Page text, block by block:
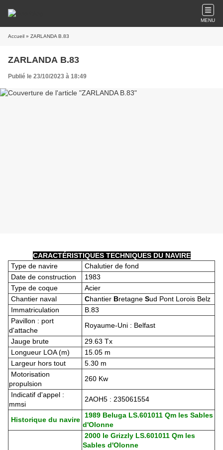
MENU
Accueil » ZARLANDA B.83
ZARLANDA B.83
Publié le 23/10/2023 à 18:49
CARACTÉRISTIQUES TECHNIQUES DU NAVIRE
Type de navire
Chalutier de fond
Date de construction
1983
Type de coque
Acier
Chantier naval
Chantier Bretagne Sud Pont Lorois Belz
Immatriculation
B.83
Pavillon : port
d'attache
Royaume-Uni : Belfast
Jauge brute
29.63 Tx
Longueur LOA (m)
15.05 m
Largeur hors tout
5.30 m
Motorisation
propulsion
260 Kw
Indicatif d'appel :
mmsi
2AOH5 : 235061554
Historique du navire
1989 Beluga LS.601011 Qm les Sables
d'Olonne
2000 le Grizzly LS.601011 Qm les
Sables d'Olonne